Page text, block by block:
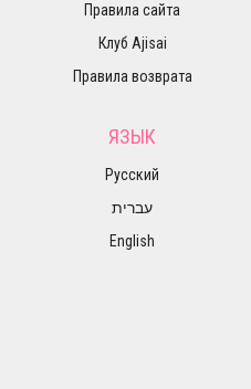
Правила сайта
Клуб Ajisai
Правила возврата
ЯЗЫК
Русский
עברית
English